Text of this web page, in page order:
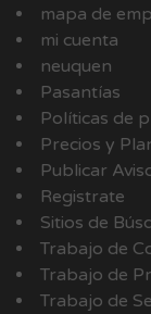
mapa de
mi cuenta
neuquen
Pasantías
Políticas de
Precios y
Publicar
Registrate
Sitios de
Trabajo de
Trabajo de
Trabajo de